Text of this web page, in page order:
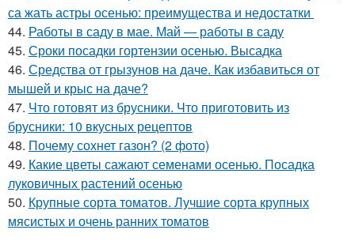
са жать астры осенью: преимущества и недостатки
44. Работы в саду в мае. Май — работы в саду
45. Сроки посадки гортензии осенью. Высадка
46. Средства от грызунов на даче. Как избавиться от
мышей и крыс на даче?
47. Что готовят из брусники. Что приготовить из
брусники: 10 вкусных рецептов
48. Почему сохнет газон? (2 фото)
49. Какие цветы сажают семенами осенью. Посадка
луковичных растений осенью
50. Крупные сорта томатов. Лучшие сорта крупных
мясистых и очень ранних томатов